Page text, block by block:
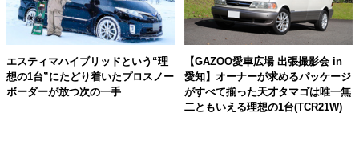
エスティマハイブリッドという“理
想の1台”にたどり着いたプロスノー
ボーダーが放つ次の一手
【GAZOO愛車広場 出張撮影会 in
愛知】オーナーが求めるパッケージ
がすべて揃った天才タマゴは唯一無
二ともいえる理想の1台(TCR21W)